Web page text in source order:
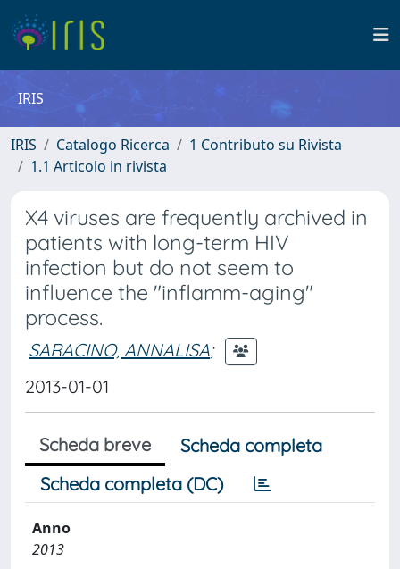
IRIS
IRIS Catalogo Ricerca
1 Contributo su Rivista
1.1 Articolo in rivista
X4 viruses are frequently archived in
patients with long-term HIV
infection but do not seem to
influence the "inflamm-aging"
process.
SARACINO, ANNALISA;
2013-01-01
Scheda breve
Scheda completa
Scheda completa (DC)
Anno
2013